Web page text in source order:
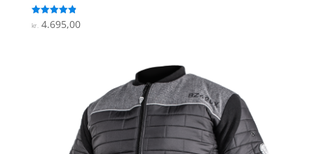
Vurderet
4.9
kr.4.695,00